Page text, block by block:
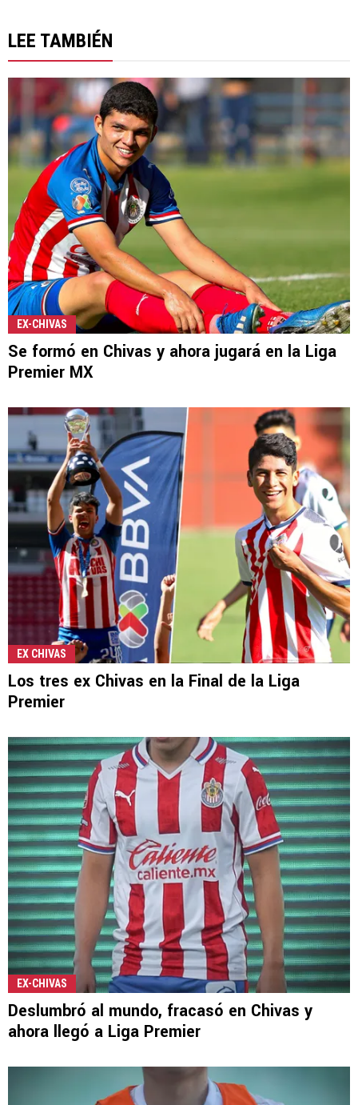
LEE TAMBIÉN
EX-CHIVAS
Se formó en Chivas y ahora jugará en la Liga
Premier MX
EX CHIVAS
Los tres ex Chivas en la Final de la Liga
Premier
EX-CHIVAS
Deslumbró al mundo, fracasó en Chivas y
ahora llegó a Liga Premier